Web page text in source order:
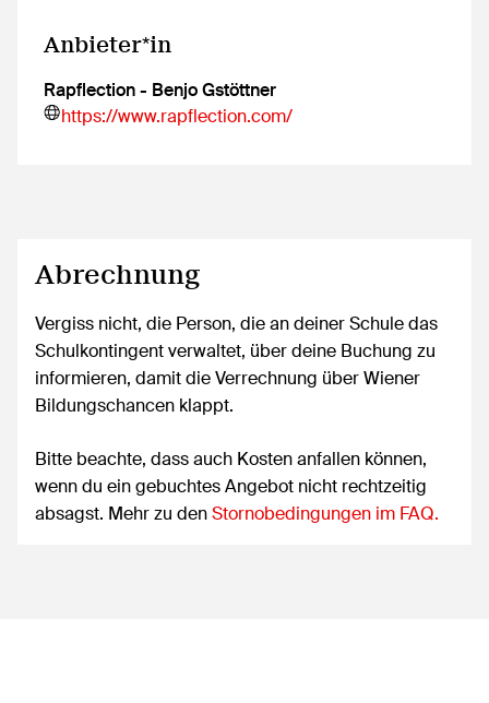
Anbieter*in
Rapflection - Benjo Gstöttner
https://www.rapflection.com/
Abrechnung
Vergiss nicht, die Person, die an deiner Schule das
Schulkontingent verwaltet, über deine Buchung zu
informieren, damit die Verrechnung über Wiener
Bildungschancen klappt.
Bitte beachte, dass auch Kosten anfallen können,
wenn du ein gebuchtes Angebot nicht rechtzeitig
absagst. Mehr zu denStornobedingungen im FAQ.